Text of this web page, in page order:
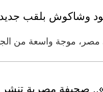
وشاكوش بلقب
مصر، موجة واسعة من
صحيفة مصرية تنشر